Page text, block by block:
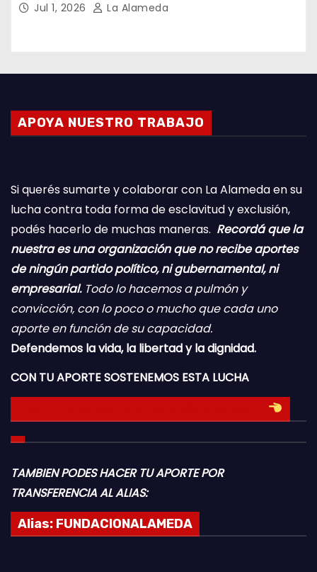
Jul 1, 2026 La Alameda
APOYA NUESTRO TRABAJO
Si querés sumarte y colaborar con La Alameda en su
lucha contra toda forma de esclavitud y exclusión,
podés hacerlo de muchas maneras. Recordá que la
nuestra es una organización que no recibe aportes
de ningún partido político, ni gubernamental, ni
empresarial.Todo lo hacemos a pulmón y
convicción, con lo poco o mucho que cada uno
aporte en función de su capacidad.
Defendemos la vida, la libertad y la dignidad.
CON TU APORTE SOSTENEMOS ESTA LUCHA
TAMBIEN PODES HACER TU APORTE POR
TRANSFERENCIA AL ALIAS:
Alias: FUNDACIONALAMEDA